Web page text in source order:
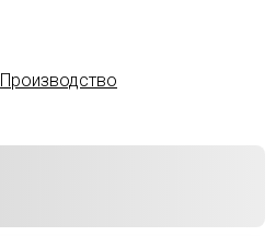
Производство